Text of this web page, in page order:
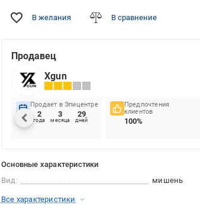
В желания В сравнение
Продавец
Xgun
Продает в Эпицентре
2
года
3
месяца
29
дней
Предпочтения
клиентов
100%
Основные характеристики
Вид:
мишень
Все характеристики